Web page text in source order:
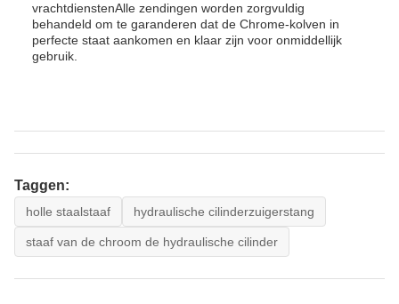
vrachtdienstenAlle zendingen worden zorgvuldig
behandeld om te garanderen dat de Chrome-kolven in
perfecte staat aankomen en klaar zijn voor onmiddellijk
gebruik.
Taggen:
holle staalstaaf hydraulische cilinderzuigerstang
staaf van de chroom de hydraulische cilinder